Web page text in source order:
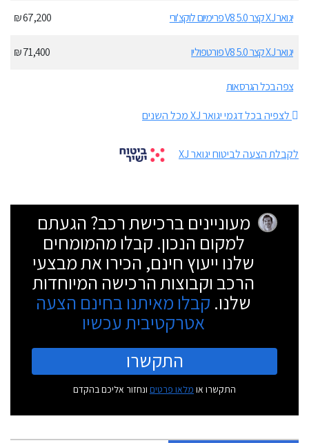
יגואר XJ קצר 5.0 V8 פרימיום לוקצ'ורי 67,200 ₪
יגואר XJ קצר 5.0 V8 פורטפוליו 71,400 ₪
צפה בכל הגרסאות
לצפיה בכל דגמי יגואר XJ מכל השנים
לקבלת הצעה לביטוח יגואר XJ
מעוניינים ברכישת רכב? הגעתם
למקום הנכון. קבלו מהמומחים
שלנו ייעוץ חינם, הכירו את מבצעי
הרכב וקבוצות הרכישה המיוחדות
שלנו. קבלו מאיתנו בחינם הצעה
אטרקטיבית עכשיו
התקשרו
התקשרו או מלאו פרטים ונחזור אליכם בהקדם